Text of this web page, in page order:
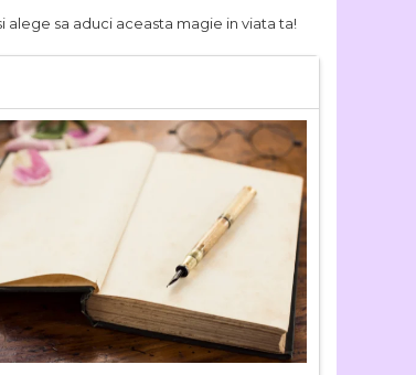
sa aduci aceasta magie in viata ta!